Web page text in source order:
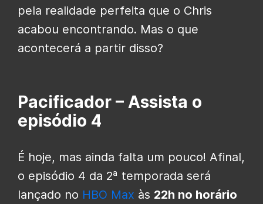
pela realidade perfeita que o Chris
acabou encontrando. Mas o que
acontecerá a partir disso?
Pacificador – Assista o
episódio 4
É hoje, mas ainda falta um pouco! Afinal,
o episódio 4 da 2ª temporada será
lançado no HBO Max às 22h no horário